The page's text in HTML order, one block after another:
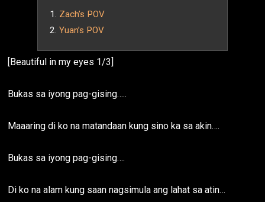
Zach’s POV
Yuan’s POV
[Beautiful in my eyes 1/3]
Bukas sa iyong pag-gising…..
Maaaring di ko na matandaan kung sino ka sa akin….
Bukas sa iyong pag-gising….
Di ko na alam kung saan nagsimula ang lahat sa atin…